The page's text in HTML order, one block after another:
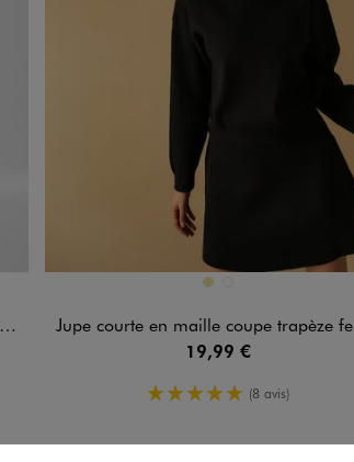
Disponible en 2 coloris
KAKI
Jupe courte en maille coupe trapèze femme
19,99 €
5/5 de moyenne
(8 avis)